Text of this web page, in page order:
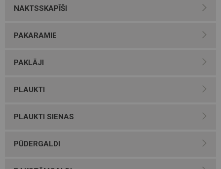
NAKTSSKAPĪŠI
PAKARAMIE
PAKLĀJI
PLAUKTI
PLAUKTI SIENAS
PŪDERGALDI